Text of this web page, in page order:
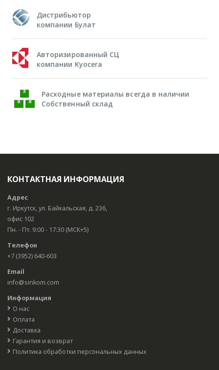
Дистрибьютор
компании Булат
Авторизированный СЦ
компании Kyocera
Расходные материалы всегда в наличии
Собственный склад
КОНТАКТНАЯ ИНФОРМАЦИЯ
Адрес
г. Иркутск, ул. Байкальская, д. 236,
офис 102
Пн. - Пт. 9:00 - 17:30 (МСК+5)
Телефон
+7 (3952) 640-603
Email
info@sinkom.com
Информация
О нас
Оплата
Доставка
Гарантия и возврат
Политика обработки персональных данных